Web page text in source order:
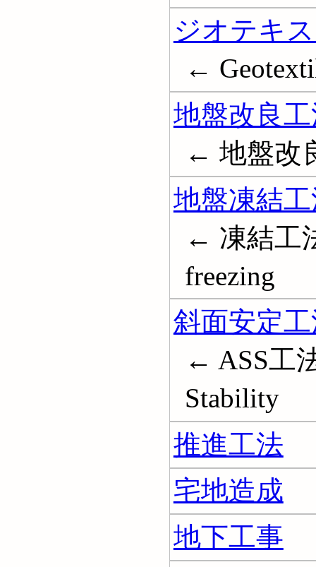
ジオテキ
←
地盤改良
← 地盤改
地盤凍結
← 凍結工
freezing
斜面安定
← ASS工
Stability
推進工法
宅地造成
地下工事